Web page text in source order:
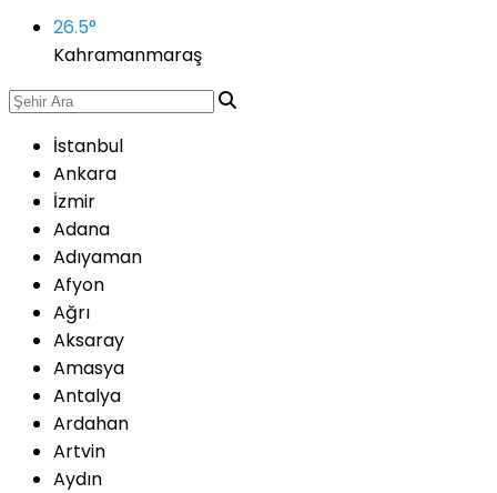
26.5°
Kahramanmaraş
İstanbul
Ankara
İzmir
Adana
Adıyaman
Afyon
Ağrı
Aksaray
Amasya
Antalya
Ardahan
Artvin
Aydın